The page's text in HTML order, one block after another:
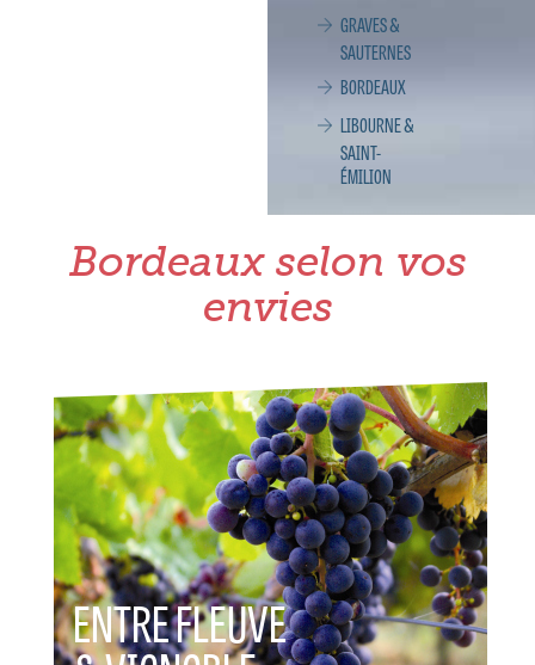
GRAVES &
SAUTERNES
BORDEAUX
LIBOURNE &
SAINT-
ÉMILION
Bordeaux selon vos
envies
ENTRE FLEUVE